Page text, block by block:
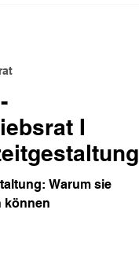
I
Warum sie
können